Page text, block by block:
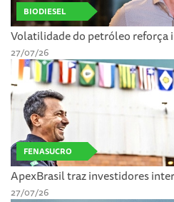
BIODIESEL
Volatilidade do petróleo reforça
27/07/26
FENASUCRO
ApexBrasil traz investidores
27/07/26